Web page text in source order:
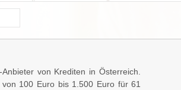
von Krediten in Österreich.
100 Euro bis 1.500 Euro für 61